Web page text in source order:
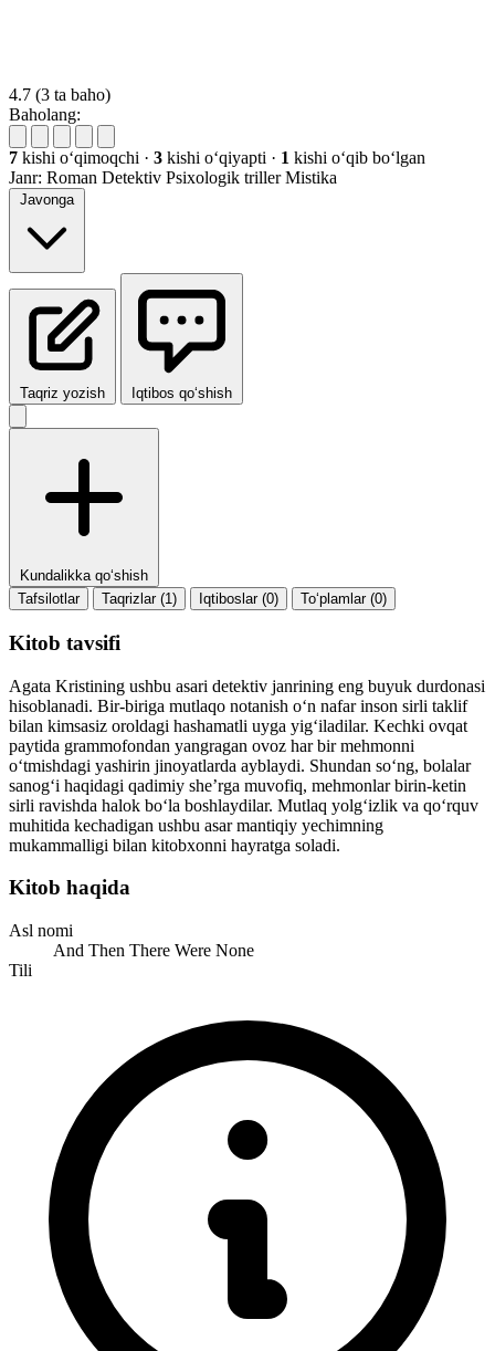
4.7 (3 ta baho)
Baholang:
7 kishi oʻqimoqchi · 3 kishi oʻqiyapti · 1 kishi oʻqib boʻlgan
Janr: Roman Detektiv Psixologik triller Mistika
Javonga
Taqriz yozish Iqtibos qo‘shish
Kundalikka qo‘shish
Tafsilotlar
Taqrizlar (1) Iqtiboslar (0) To‘plamlar (0)
Kitob tavsifi
Agata Kristining ushbu asari detektiv janrining eng buyuk durdonasi
hisoblanadi. Bir-biriga mutlaqo notanish o‘n nafar inson sirli taklif
bilan kimsasiz oroldagi hashamatli uyga yig‘iladilar. Kechki ovqat
paytida grammofondan yangragan ovoz har bir mehmonni
o‘tmishdagi yashirin jinoyatlarda ayblaydi. Shundan so‘ng, bolalar
sanog‘i haqidagi qadimiy she’rga muvofiq, mehmonlar birin-ketin
sirli ravishda halok bo‘la boshlaydilar. Mutlaq yolg‘izlik va qo‘rquv
muhitida kechadigan ushbu asar mantiqiy yechimning
mukammalligi bilan kitobxonni hayratga soladi.
Kitob haqida
Asl nomi
And Then There Were None
Tili